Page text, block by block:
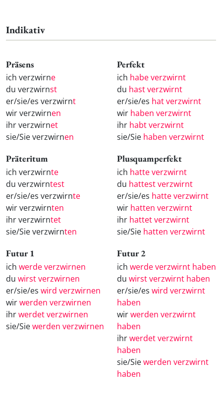
Indikativ
Präsens
ich verzwirne
du verzwirnst
er/sie/es verzwirnt
wir verzwirnen
ihr verzwirnet
sie/Sie verzwirnen
Perfekt
ich habe verzwirnt
du hast verzwirnt
er/sie/es hat verzwirnt
wir haben verzwirnt
ihr habt verzwirnt
sie/Sie haben verzwirnt
Präteritum
ich verzwirnte
du verzwirntest
er/sie/es verzwirnte
wir verzwirnten
ihr verzwirntet
sie/Sie verzwirnten
Plusquamperfekt
ich hatte verzwirnt
du hattest verzwirnt
er/sie/es hatte verzwirnt
wir hatten verzwirnt
ihr hattet verzwirnt
sie/Sie hatten verzwirnt
Futur 1
ich werde verzwirnen
du wirst verzwirnen
er/sie/es wird verzwirnen
wirwerden verzwirnen
ihrwerdet verzwirnen
sie/Siewerden verzwirnen
Futur 2
ich werde verzwirnt haben
du wirst verzwirnt haben
er/sie/es wird verzwirnt
haben
wirwerden verzwirnt
haben
ihrwerdet verzwirnt
haben
sie/Siewerden verzwirnt
haben